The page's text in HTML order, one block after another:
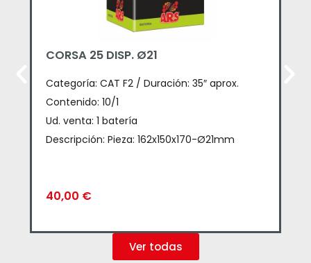
CORSA 25 DISP. Ø21
Categoría: CAT F2 / Duración: 35″ aprox.
Contenido: 10/1
Ud. venta: 1 batería
Descripción: Pieza: 162x150x170-Ø21mm
40,00 €
Ver todas